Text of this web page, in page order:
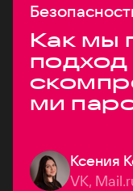
Как мы
подход
ми
Ксения
VK,